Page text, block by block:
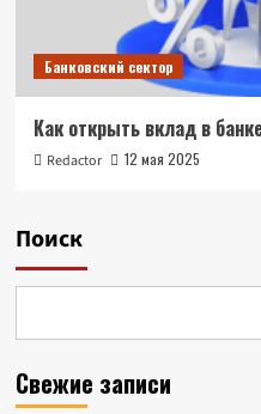
Банковский сектор
Как открыть вклад в
Redactor 12 мая 2025
Поиск
Свежие записи